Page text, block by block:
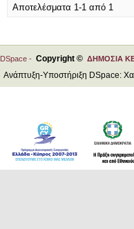
Αποτελέσματα 1-1 από 1
DSpace - Copyright © ΔΗΜΟΣΙΑ
Ανάπτυξη-Υποστήριξη DSpace: